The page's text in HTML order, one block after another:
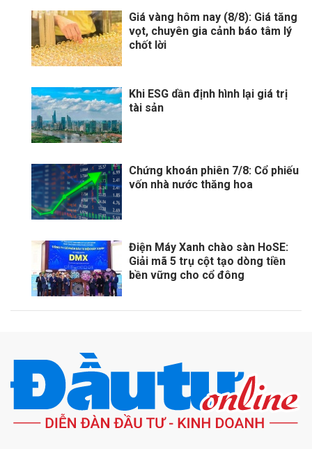
Giá vàng hôm nay (8/8): Giá tăng
vọt, chuyên gia cảnh báo tâm lý
chốt lời
Khi ESG dần định hình lại giá trị
tài sản
Chứng khoán phiên 7/8: Cổ phiếu
vốn nhà nước thăng hoa
Điện Máy Xanh chào sàn HoSE:
Giải mã 5 trụ cột tạo dòng tiền
bền vững cho cổ đông